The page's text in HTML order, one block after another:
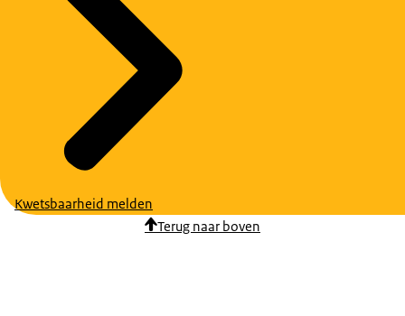
Kwetsbaarheid melden
Terug naar boven